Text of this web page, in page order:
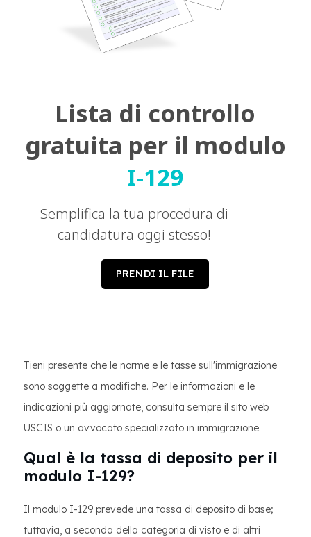
Lista di controllo
gratuita per il modulo
I-129
Semplifica la tua procedura di
candidatura oggi stesso!
PRENDI IL FILE
Tieni presente che le norme e le tasse sull'immigrazione
sono soggette a modifiche. Per le informazioni e le
indicazioni più aggiornate, consulta sempre il sito web
USCIS o un avvocato specializzato in immigrazione.
Qual è la tassa di deposito per il
modulo I-129?
Il modulo I-129 prevede una tassa di deposito di base;
tuttavia, a seconda della categoria di visto e di altri